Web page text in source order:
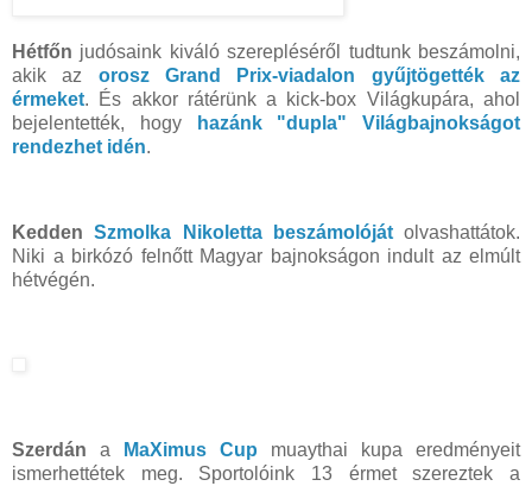
Hétfőn judósaink kiváló szerepléséről tudtunk beszámolni,
akik az orosz Grand Prix-viadalon gyűjtögették az
érmeket. És akkor rátérünk a kick-box Világkupára, ahol
bejelentették, hogy
hazánk "dupla" Világbajnokságot
rendezhet idén.
Kedden Szmolka Nikoletta beszámolójátolvashattátok.
Niki a birkózó felnőtt Magyar bajnokságon indult az elmúlt
hétvégén.
Szerdán a MaXimus Cup muaythai kupa eredményeit
ismerhettétek meg. Sportolóink 13 érmet szereztek a